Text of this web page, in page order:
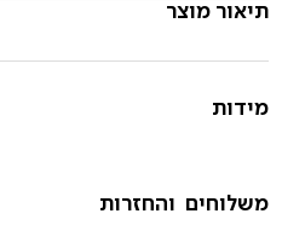
תיאור מוצר
מידות
משלוחים והחזרות